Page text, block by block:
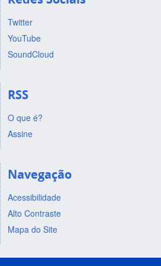
Twitter
YouTube
SoundCloud
RSS
O que é?
Assine
Navegação
Acessibilidade
Alto Contraste
Mapa do Site